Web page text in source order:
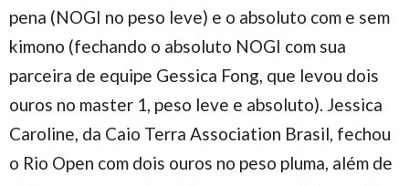
pena (NOGI no peso leve) e o absoluto com e sem
kimono (fechando o absoluto NOGI com sua
parceira de equipe Gessica Fong, que levou dois
ouros no master 1, peso leve e absoluto). Jessica
Caroline, da Caio Terra Association Brasil, fechou
o Rio Open com dois ouros no peso pluma, além de